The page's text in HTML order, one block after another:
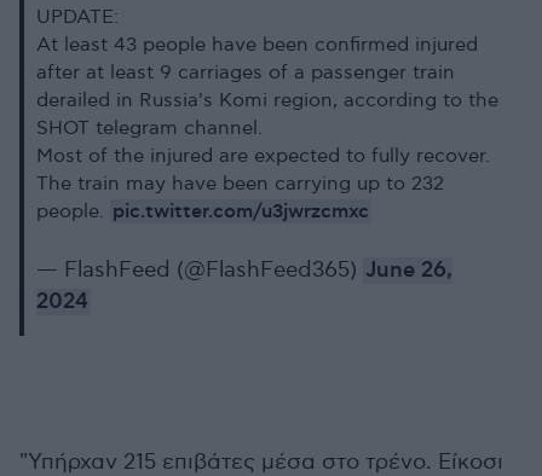
UPDATE:
At least 43 people have been confirmed injured
after at least 9 carriages of a passenger train
derailed in Russia's Komi region, according to the
SHOT telegram channel.
Most of the injured are expected to fully recover.
The train may have been carrying up to 232
people. pic.twitter.com/u3jwrzcmxc
— FlashFeed (@FlashFeed365) June 26,
2024
"Υπήρχαν 215 επιβάτες μέσα στο τρένο. Είκοσι